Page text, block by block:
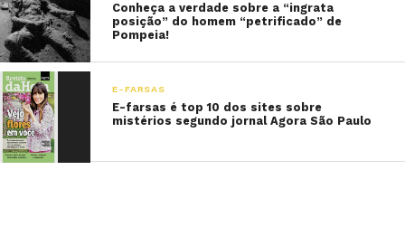
Conheça a verdade sobre a “ingrata
posição” do homem “petrificado” de
Pompeia!
E-FARSAS
E-farsas é top 10 dos sites sobre
mistérios segundo jornal Agora São Paulo